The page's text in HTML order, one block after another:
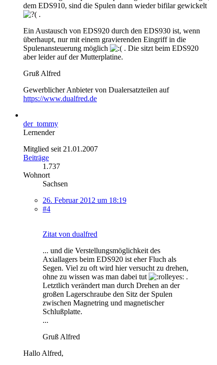
dem EDS910, sind die Spulen dann wieder bifilar gewickelt
.
Ein Austausch von EDS920 durch den EDS930 ist, wenn
überhaupt, nur mit einem gravierenden Eingriff in die
Spulenansteuerung möglich
. Die sitzt beim EDS920
aber leider auf der Mutterplatine.
Gruß Alfred
Gewerblicher Anbieter von Dualersatzteilen auf
https://www.dualfred.de
der_tommy
Lernender
Mitglied seit 21.01.2007
Beiträge
1.737
Wohnort
Sachsen
26. Februar 2012 um 18:19
#4
Zitat von dualfred
... und die Verstellungsmöglichkeit des
Axiallagers beim EDS920 ist eher Fluch als
Segen. Viel zu oft wird hier versucht zu drehen,
ohne zu wissen was man dabei tut
.
Letztlich verändert man durch Drehen an der
großen Lagerschraube den Sitz der Spulen
zwischen Magnetring und magnetischer
Schlußplatte.
...
Gruß Alfred
Hallo Alfred,